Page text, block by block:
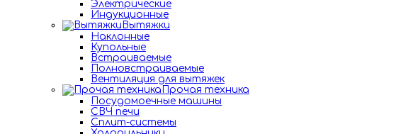
Электрические
Индукционные
Вытяжки
Наклонные
Купольные
Встраиваемые
Полновстраиваемые
Вентиляция для вытяжек
Прочая техника
Посудомоечные машины
СВЧ печи
Сплит-системы